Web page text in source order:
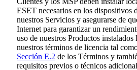
ESET necesarios en los dispositivos
nuestros Servicios y asegurarse de
Internet para garantizar un
uso de nuestros Productos instalados
nuestros términos de licencia tal
Sección E.2 de los Términos y
requisitos previos o técnicos